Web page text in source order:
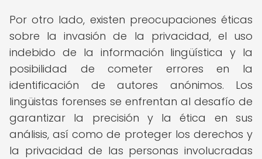
Por otro lado, existen preocupaciones éticas
sobre la invasión de la privacidad, el uso
indebido de la información lingüística y la
posibilidad de cometer errores en la
identificación de autores anónimos. Los
lingüistas forenses se enfrentan al desafío de
garantizar la precisión y la ética en sus
análisis, así como de proteger los derechos y
la privacidad de las personas involucradas